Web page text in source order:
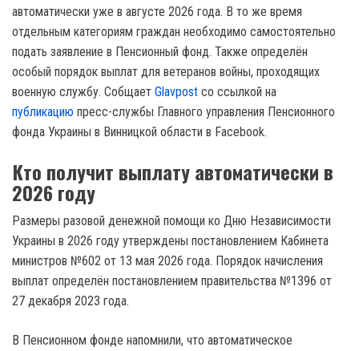
автоматически уже в августе 2026 года. В то же время
отдельным категориям граждан необходимо самостоятельно
подать заявление в Пенсионный фонд. Также определён
особый порядок выплат для ветеранов войны, проходящих
военную службу. Собщает Glavpost со ссылкой на
публикацию пресс-службы Главного управления Пенсионного
фонда Украины в Винницкой области в Facebook.
Кто получит выплату автоматически в
2026 году
Размеры разовой денежной помощи ко Дню Независимости
Украины в 2026 году утверждены постановлением Кабинета
министров №602 от 13 мая 2026 года. Порядок начисления
выплат определён постановлением правительства №1396 от
27 декабря 2023 года.
В Пенсионном фонде напомнили, что автоматическое